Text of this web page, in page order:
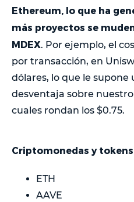
Ethereum, lo que ha
más proyectos se
MDEX. Por ejemplo, el
por transacción, en
dólares, lo que le
desventaja sobre
cuales rondan los $0.75.
Criptomonedas y
ETH
AAVE